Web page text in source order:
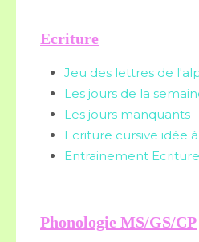
Ecriture
Jeu des lettres de
Les jours de la
Les jours manquants
Ecriture cursive idée
Entrainement
Phonologie MS/GS/CP